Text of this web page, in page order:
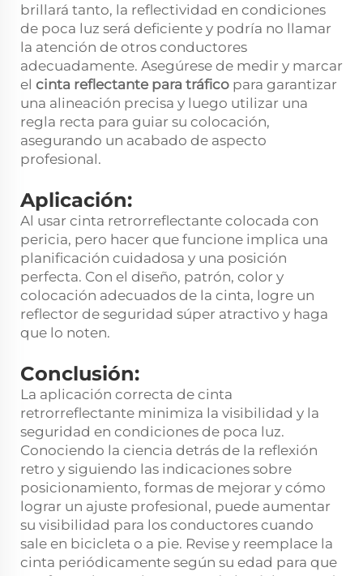
brillará tanto, la reflectividad en condiciones
de poca luz será deficiente y podría no llamar
la atención de otros conductores
adecuadamente. Asegúrese de medir y marcar
el cinta reflectante para tráfico para garantizar
una alineación precisa y luego utilizar una
regla recta para guiar su colocación,
asegurando un acabado de aspecto
profesional.
Aplicación:
Al usar cinta retrorreflectante colocada con
pericia, pero hacer que funcione implica una
planificación cuidadosa y una posición
perfecta. Con el diseño, patrón, color y
colocación adecuados de la cinta, logre un
reflector de seguridad súper atractivo y haga
que lo noten.
Conclusión:
La aplicación correcta de cinta
retrorreflectante minimiza la visibilidad y la
seguridad en condiciones de poca luz.
Conociendo la ciencia detrás de la reflexión
retro y siguiendo las indicaciones sobre
posicionamiento, formas de mejorar y cómo
lograr un ajuste profesional, puede aumentar
su visibilidad para los conductores cuando
sale en bicicleta o a pie. Revise y reemplace la
cinta periódicamente según su edad para que